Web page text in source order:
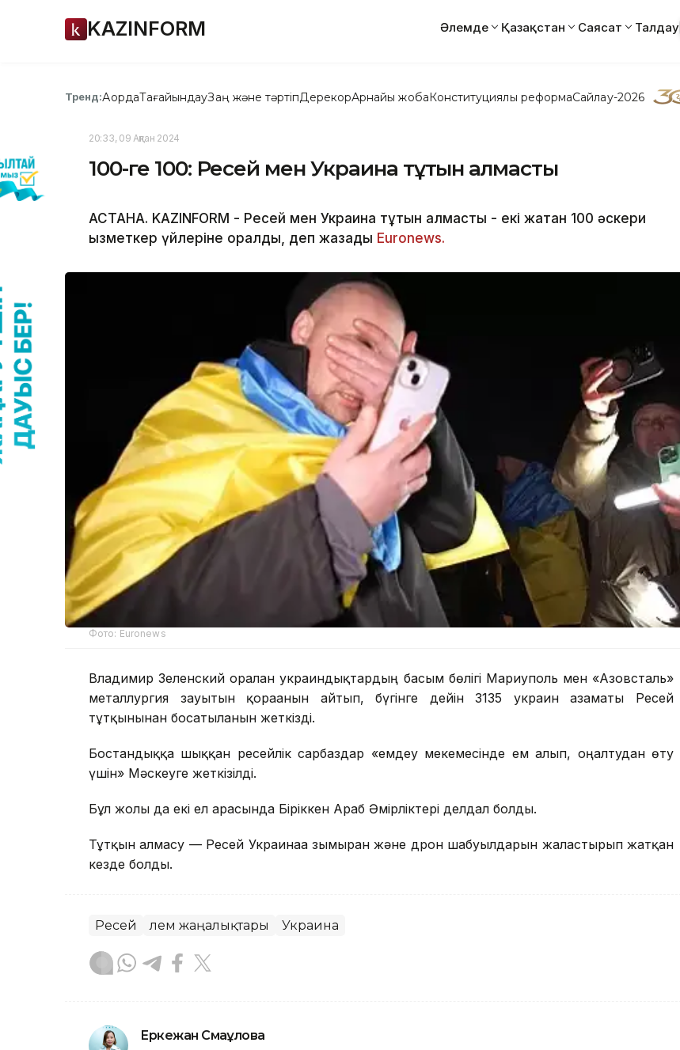
KAZINFORM Әлемде Қазақстан Саясат Талдау
Тренд:АқордаТағайындауЗаң және тәртіпДерекқорАрнайы жобаКонституциялық реформаСайлау-2026
20:33, 09 Ақпан 2024
100-ге 100: Ресей мен Украина тұтқын алмасты
АСТАНА. KAZINFORM - Ресей мен Украина тұтқын алмасты - екі жақтан 100 әскери
қызметкер үйлеріне оралды, деп жазады Еuronews.
Фото: Euronews
Владимир Зеленский оралған украиндықтардың басым бөлігі Мариуполь мен «Азовсталь»
металлургия зауытын қорғағанын айтып, бүгінге дейін 3135 украин азаматы Ресей
тұтқынынан босатылғанын жеткізді.
Бостандыққа шыққан ресейлік сарбаздар «емдеу мекемесінде ем алып, оңалтудан өту
үшін» Мәскеуге жеткізілді.
Бұл жолы да екі ел арасында Біріккен Араб Әмірліктері делдал болды.
Тұтқын алмасу — Ресей Украинаға зымыран және дрон шабуылдарын жалғастырып жатқан
кезде болды.
Ресей Әлем жаңалықтары Украина
Еркежан Смағұлова